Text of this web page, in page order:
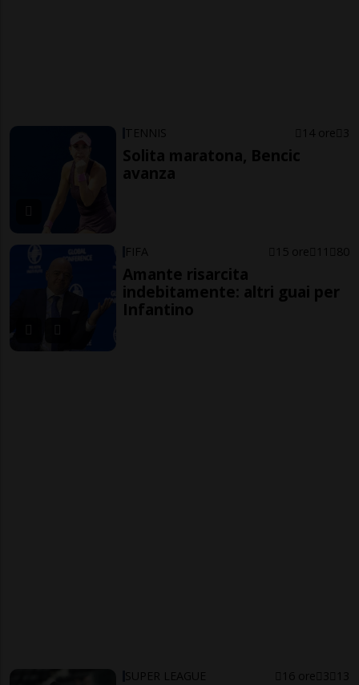
TENNIS 14 ore 3
Solita maratona, Bencic
avanza
FIFA 15 ore 11 80
Amante risarcita
indebitamente: altri guai per
Infantino
SUPER LEAGUE 16 ore 3 13